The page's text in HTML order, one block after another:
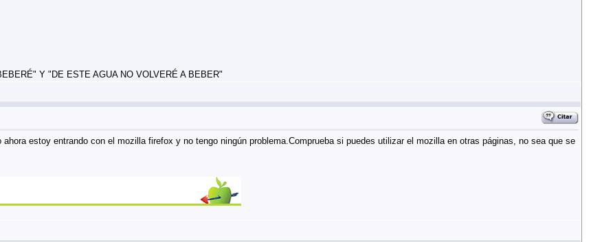
Y "DE ESTE AGUA NO VOLVERÉ A BEBER"
ahora estoy entrando con el mozilla firefox y no tengo ningún problema.Comprueba si puedes utilizar el mozilla en otras páginas, no sea que se